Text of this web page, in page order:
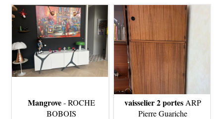
Mangrove- ROCHE
BOBOIS
vaisselier 2 portes ARP
Pierre Guariche